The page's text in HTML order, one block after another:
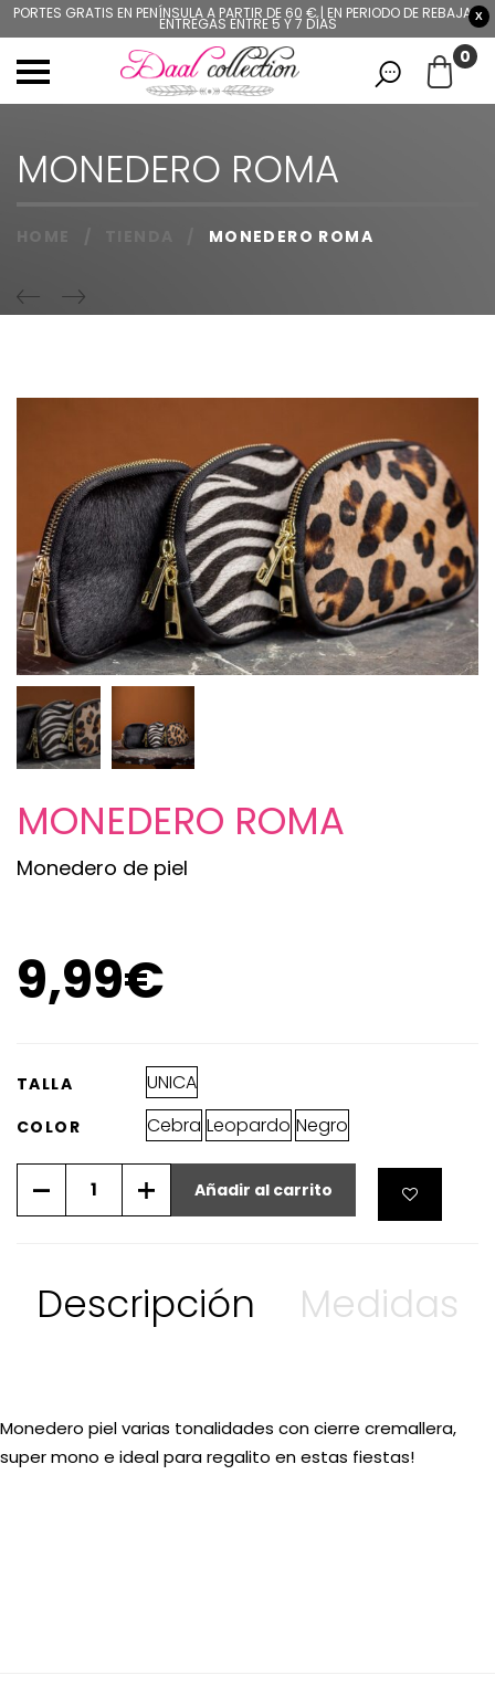
X
PORTES GRATIS EN PENÍNSULA A PARTIR DE 60 € | EN PERIODO DE REBAJAS,
ENTREGAS ENTRE 5 Y 7 DÍAS
0
MONEDERO ROMA
MONEDERO ROMA
MONEDERO ROMA
9,99€
Monedero de piel
TALLA UNICA
COLOR Cebra Leopardo Negro
Añadir al carrito
Descripción Medidas
Monedero piel varias tonalidades con cierre cremallera,
super mono e ideal para regalito en estas fiestas!